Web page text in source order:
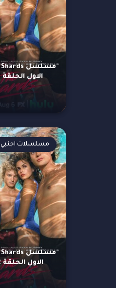
الاول الحلقة 3 مترجمة
الاول الحلقة 2 مترجمة
مسلسلات اجنبي